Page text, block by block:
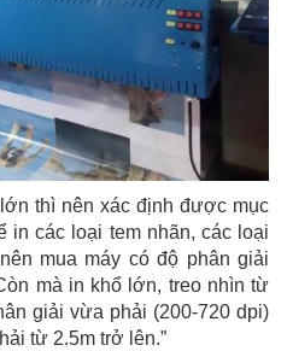
thì nên xác định được mục
in các loại tem nhãn, các loại
mua máy có độ phân giải
mà in khổ lớn, treo nhìn từ
giải vừa phải (200-720 dpi)
từ 2.5m trở lên.”